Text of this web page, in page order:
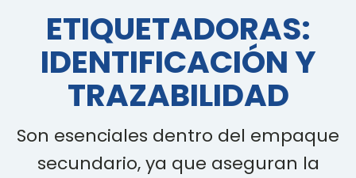
ETIQUETADORAS:
IDENTIFICACIÓN Y
TRAZABILIDAD
Son esenciales dentro del empaque
secundario, ya que aseguran la